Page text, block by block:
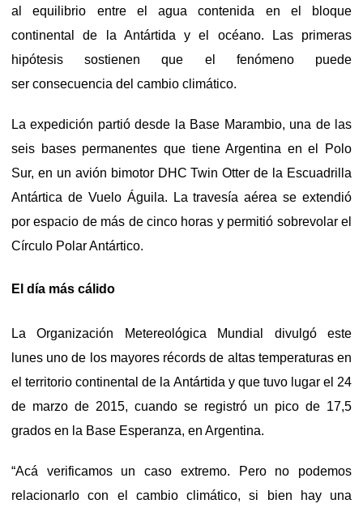
al equilibrio entre el agua contenida en el bloque
continental de la Antártida y el océano. Las primeras
hipótesis sostienen que el fenómeno puede
ser consecuencia del cambio climático.
La expedición partió desde la Base Marambio, una de las
seis bases permanentes que tiene Argentina en el Polo
Sur, en un avión bimotor DHC Twin Otter de la Escuadrilla
Antártica de Vuelo Águila. La travesía aérea se extendió
por espacio de más de cinco horas y permitió sobrevolar el
Círculo Polar Antártico.
El día más cálido
La Organización Metereológica Mundial divulgó este
lunes uno de los mayores récords de altas temperaturas en
el territorio continental de la Antártida y que tuvo lugar el 24
de marzo de 2015, cuando se registró un pico de 17,5
grados en la Base Esperanza, en Argentina.
“Acá verificamos un caso extremo. Pero no podemos
relacionarlo con el cambio climático, si bien hay una